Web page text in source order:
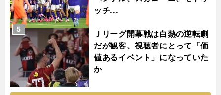
ッチ...
Ｊリーグ開幕戦は白熱の逆転劇
だが観客、視聴者にとって「価
値あるイベント」になっていた
か
5